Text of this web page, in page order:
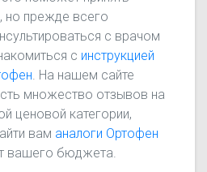
но прежде всего
с врачом
с инструкцией
. На нашем сайте
множество отзывов на
ценовой категории,
вам аналоги Ортофен
вашего бюджета.